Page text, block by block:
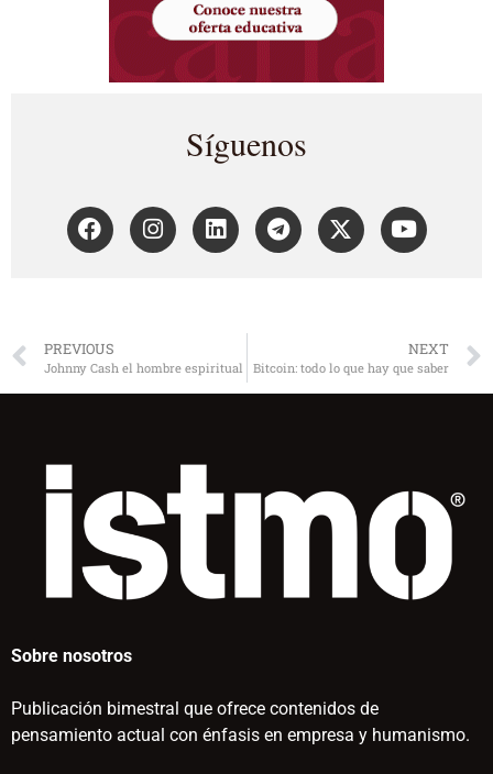
Síguenos
PREVIOUS
Johnny Cash el hombre espiritual
NEXT
Bitcoin: todo lo que hay que saber
Sobre nosotros
Publicación bimestral que ofrece contenidos de
pensamiento actual con énfasis en empresa y humanismo.